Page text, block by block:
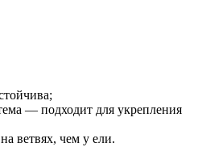
— подходит для укрепления
ветвях, чем у ели.